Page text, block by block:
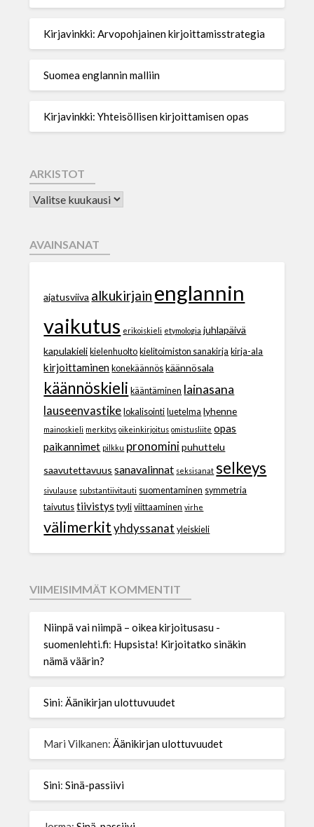
Kirjavinkki: Arvopohjainen kirjoittamisstrategia
Suomea englannin malliin
Kirjavinkki: Yhteisöllisen kirjoittamisen opas
ARKISTOT
AVAINSANAT
ajatusviiva alkukirjain englannin
vaikutus erikoiskieli etymologia juhlapäivä
kapulakieli kielenhuolto kielitoimiston sanakirja kirja-ala
kirjoittaminen konekäännös käännösala
käännöskieli kääntäminen lainasana
lauseenvastike lokalisointi luetelma lyhenne
mainoskieli merkitys oikeinkirjoitus omistusliite opas
paikannimet pilkku pronomini puhuttelu
saavutettavuus sanavalinnat seksisanat selkeys
sivulause substantiivitauti suomentaminen symmetria
taivutus tiivistys tyyli viittaaminen virhe
välimerkit yhdyssanat yleiskieli
VIIMEISIMMÄT KOMMENTIT
Niinpä vai niimpä – oikea kirjoitusasu -
suomenlehti.fi: Hupsista! Kirjoitatko sinäkin
nämä väärin?
Sini:Äänikirjan ulottuvuudet
Mari Vilkanen:Äänikirjan ulottuvuudet
Sini:Sinä-passiivi